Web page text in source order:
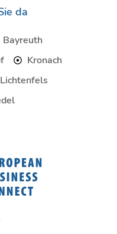
da
Bayreuth
Kronach
Lichtenfels